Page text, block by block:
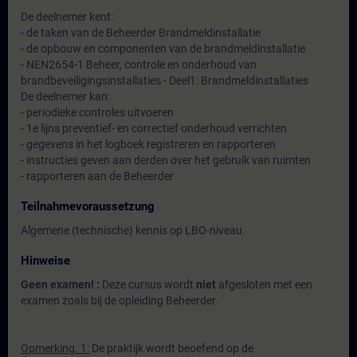
De deelnemer kent:
- de taken van de Beheerder Brandmeldinstallatie
- de opbouw en componenten van de brandmeldinstallatie
- NEN2654-1 Beheer, controle en onderhoud van
brandbeveiligingsinstallaties - Deel1: Brandmeldinstallaties
De deelnemer kan:
- periodieke controles uitvoeren
- 1e lijns preventief- en correctief onderhoud verrichten
- gegevens in het logboek registreren en rapporteren
- instructies geven aan derden over het gebruik van ruimten
- rapporteren aan de Beheerder
Teilnahmevoraussetzung
Algemene (technische) kennis op LBO-niveau.
Hinweise
Geen examen! : Deze cursus wordt niet afgesloten met een
examen zoals bij de opleiding Beheerder.
Opmerking. 1: De praktijk wordt beoefend op de